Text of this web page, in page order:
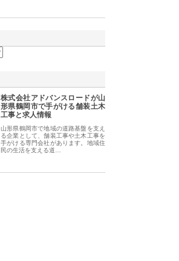
株式会社アドバンスロードが山
形県鶴岡市で手がける舗装土木
工事と求人情報
山形県鶴岡市で地域の道路基盤を支え
る企業として、舗装工事や土木工事を
手がける専門会社があります。地域住
民の生活を支える道…